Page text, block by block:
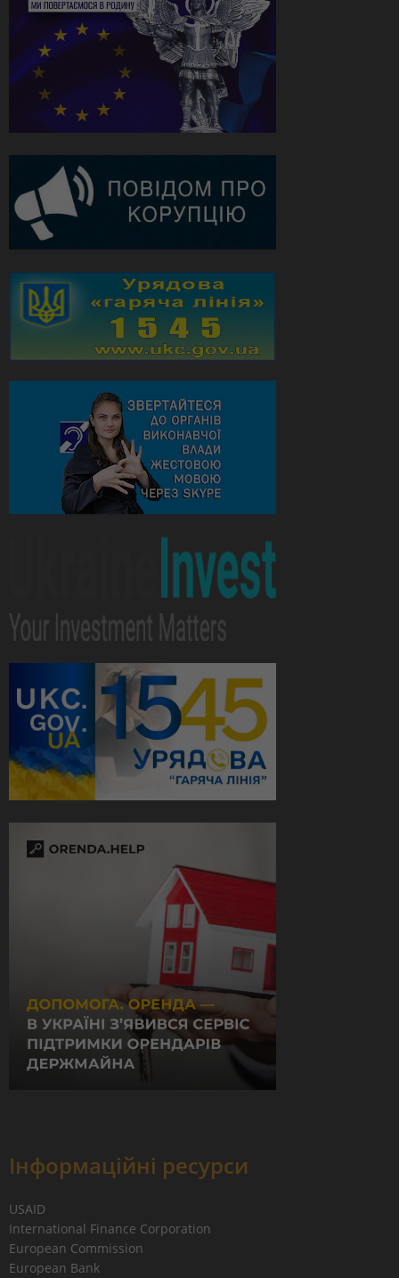
Інформаційні ресурси
USAID
International Finance Corporation
European Commission
European Bank